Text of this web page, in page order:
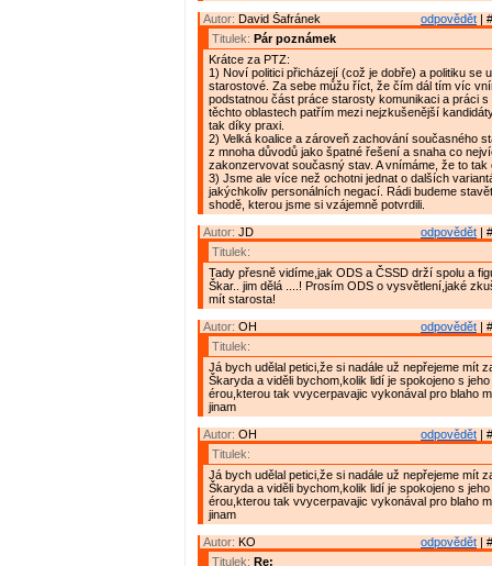
odpovědět |
Autor: David Šafránek
Titulek: Pár poznámek
Krátce za PTZ:
1) Noví politici přicházejí (což je dobře) a politiku se
starostové. Za sebe můžu říct, že čím dál tím víc
podstatnou část práce starosty komunikaci a práci s
těchto oblastech patřím mezi nejzkušenější
tak díky praxi.
2) Velká koalice a zároveň zachování současného
z mnoha důvodů jako špatné řešení a snaha co
zakonzervovat současný stav. A vnímáme, že to tak
3) Jsme ale více než ochotni jednat o dalších
jakýchkoliv personálních negací. Rádi budeme
shodě, kterou jsme si vzájemně potvrdili.
odpovědět |
Autor: JD
Titulek:
Tady přesně vidíme,jak ODS a ČSSD drží spolu a
Škar.. jim dělá ....! Prosím ODS o vysvětlení,jaké
mít starosta!
odpovědět |
Autor: OH
Titulek:
Já bych udělal petici,že si nadále už nepřejeme mít
Škaryda a viděli bychom,kolik lidí je spokojeno s jeho
érou,kterou tak vvycerpavajic vykonával pro blaho
jinam
odpovědět |
Autor: OH
Titulek:
Já bych udělal petici,že si nadále už nepřejeme mít
Škaryda a viděli bychom,kolik lidí je spokojeno s jeho
érou,kterou tak vvycerpavajic vykonával pro blaho
jinam
odpovědět |
Autor: KO
Titulek: Re: